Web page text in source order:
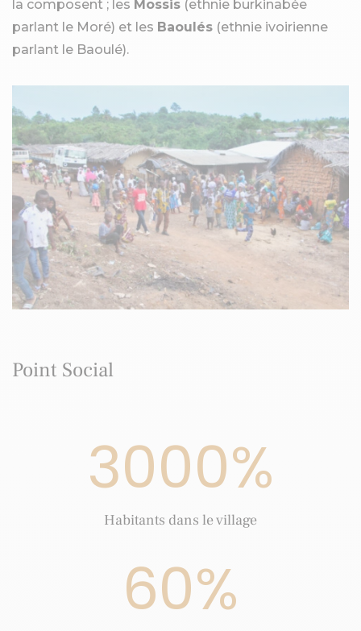
la composent ; les Mossis (ethnie burkinabée
parlant le Moré) et les Baoulés (ethnie ivoirienne
parlant le Baoulé).
Point Social
3000%
Habitants dans le village
60%